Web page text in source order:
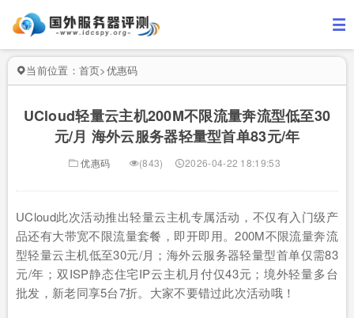
当前位置： 首页>优惠码
UCloud轻量云主机200M不限流量奔流型低至30
元/月 海外云服务器轻量型首单83元/年
优惠码 (843) 2026-04-22 18:19:53
UCloud此次活动推出轻量云主机专属活动，不仅有入门级产
品还有大带宽不限流量套餐，即开即用。200M不限流量奔流
型轻量云主机低至30元/月；海外云服务器轻量型首单仅需83
元/年；双ISP静态住宅IP云主机月付仅43元；境外轻量多台
批发，新老同享5台7折。大家不要错过此次活动哦！